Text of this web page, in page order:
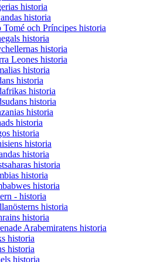
historia
historia
Tomé och Príncipes historia
historia
historia
Leones historia
historia
historia
historia
historia
historia
historia
historia
historia
historia
historia
historia
historia
- historia
historia
historia
Arabemiratens historia
historia
historia
historia